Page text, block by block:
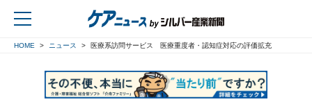
HOME ニュース 医療系訪問サービス 医療重度者・認知症対応の評価拡充